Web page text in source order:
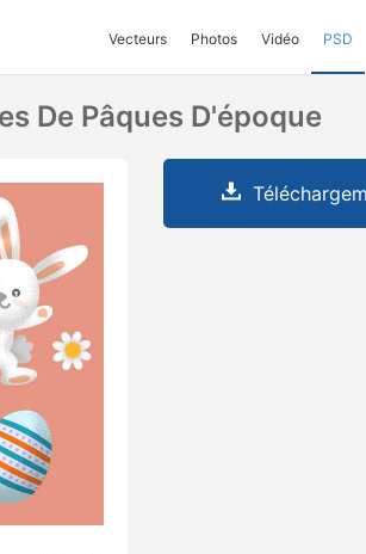
Vecteurs Photos Vidéo PSD
De Pâques D'époque